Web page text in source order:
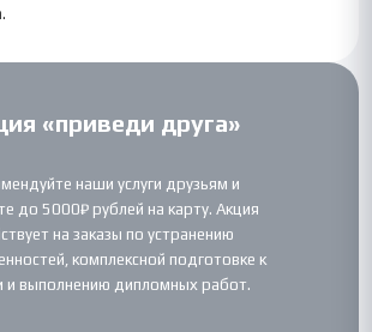
«приведи друга»
наши услуги друзьям и
до 5000₽ рублей на карту. Акция
на заказы по устранению
комплексной подготовке к
и выполнению дипломных работ.